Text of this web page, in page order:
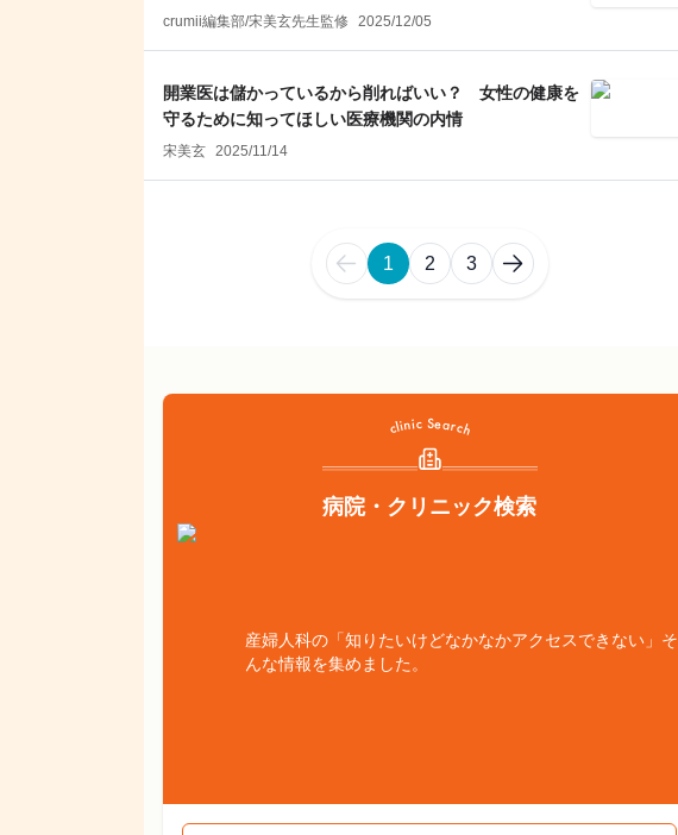
crumii編集部/宋美玄先生監修 2025/12/05
開業医は儲かっているから削ればいい？ 女性の健康を
守るために知ってほしい医療機関の内情
宋美玄 2025/11/14
1 2 3
病院・クリニック検索
産婦人科の「知りたいけどなかなかアクセスできない」そ
んな情報を集めました。